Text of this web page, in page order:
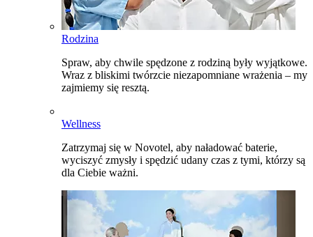
Rodzina
Spraw, aby chwile spędzone z rodziną były wyjątkowe.
Wraz z bliskimi twórzcie niezapomniane wrażenia – my
zajmiemy się resztą.
Wellness
Zatrzymaj się w Novotel, aby naładować baterie,
wyciszyć zmysły i spędzić udany czas z tymi, którzy są
dla Ciebie ważni.